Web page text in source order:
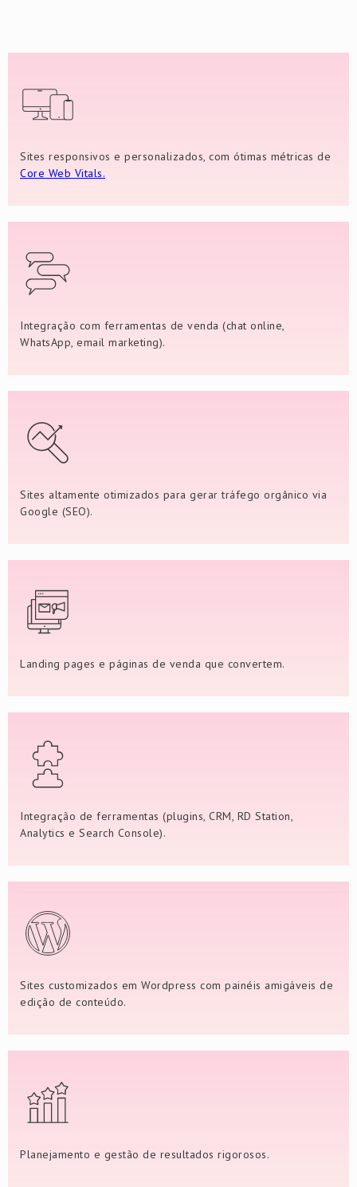
Sites responsivos e personalizados, com ótimas métricas de
Core Web Vitals.
Integração com ferramentas de venda (chat online,
WhatsApp, email marketing).
Sites altamente otimizados para gerar tráfego orgânico via
Google (SEO).
Landing pages e páginas de venda que convertem.
Integração de ferramentas (plugins, CRM, RD Station,
Analytics e Search Console).
Sites customizados em Wordpress com painéis amigáveis de
edição de conteúdo.
Planejamento e gestão de resultados rigorosos.